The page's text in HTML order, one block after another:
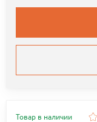
Товар в наличии